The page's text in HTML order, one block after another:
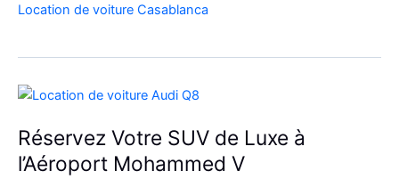
Casablanca
Fiat
500
charme,
pratiques
et
Location de voiture Casablanca
Réservez Votre SUV de Luxe à
l’Aéroport Mohammed V